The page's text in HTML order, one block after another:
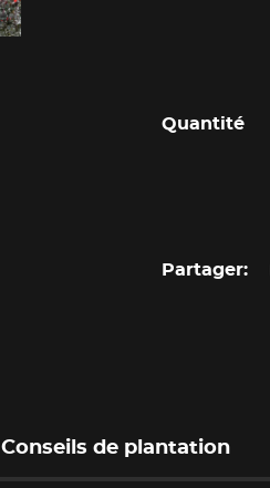
Quantité
Partager:
Conseils de plantation